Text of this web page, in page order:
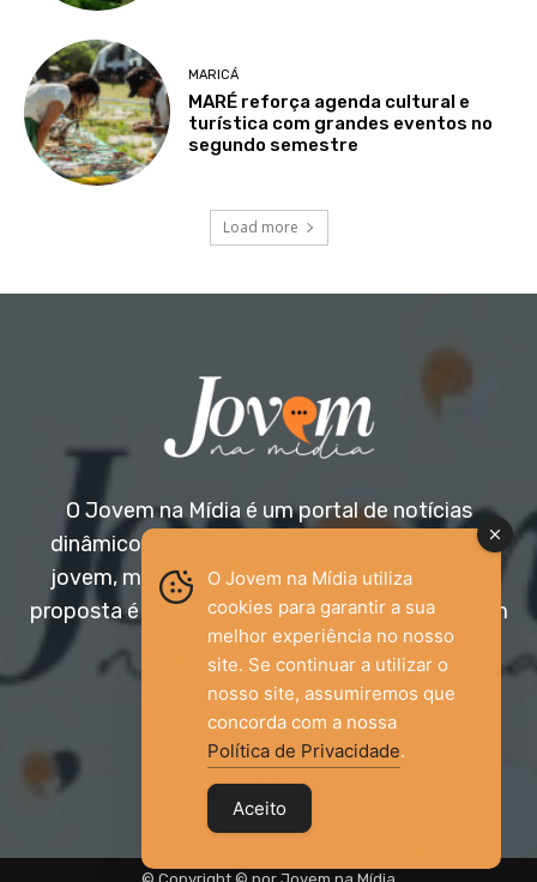
MARICÁ
MARÉ reforça agenda cultural e
turística com grandes eventos no
segundo semestre
Load more
O Jovem na Mídia é um portal de notícias
dinâmico e acessível, voltado para o público
jovem, mas aberto a todas as idades. Nossa
proposta é trazer informação relevante com um
olhar diferenciado.
Entre em contato:
jovemnamidia2017@gmail.com
O Jovem na Mídia utiliza
cookies para garantir a sua
melhor experiência no nosso
site. Se continuar a utilizar o
nosso site, assumiremos que
concorda com a nossa
Política de Privacidade.
Aceito